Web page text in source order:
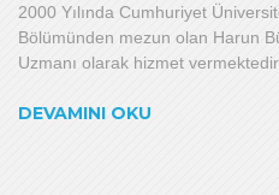
2000 Yılında Cumhuriyet
Bölümünden mezun olan Harun
Uzmanı olarak hizmet vermektedir.
DEVAMINI OKU